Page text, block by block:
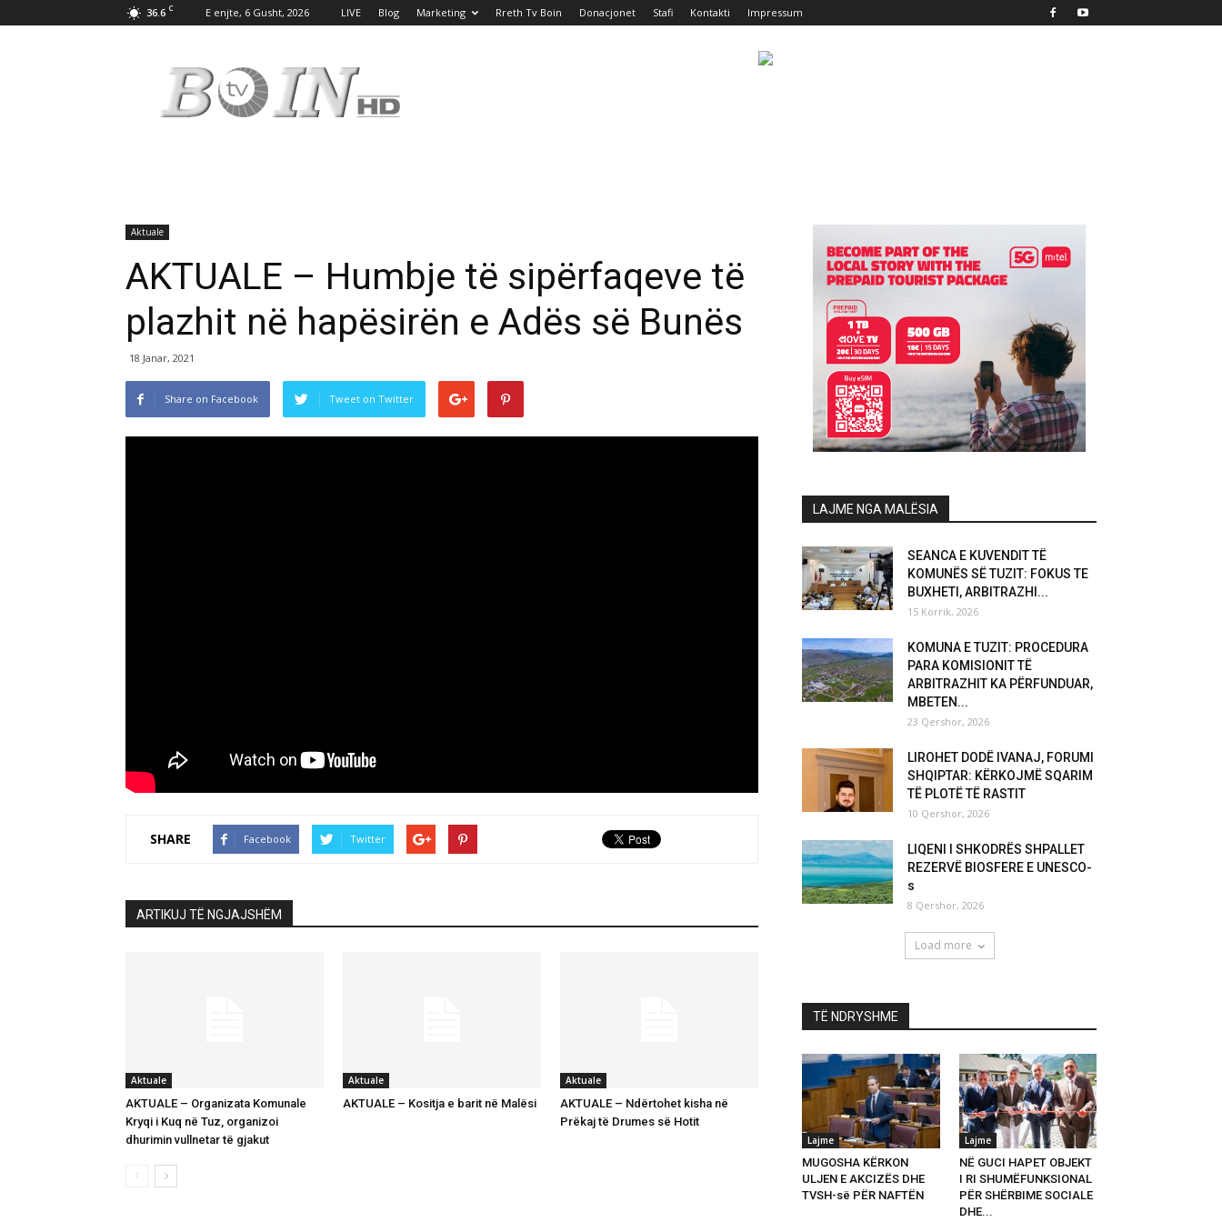
36.6 C E enjte, 6 Gusht, 2026 LIVE Blog Marketing Rreth Tv Boin Donacjonet Stafi Kontakti Impressum
Boin
Aktuale
AKTUALE – Humbje të sipërfaqeve të
plazhit në hapësirën e Adës së Bunës
18 Janar, 2021
Share on Facebook Tweet on Twitter
SHARE Facebook Twitter
ARTIKUJ TË NGJAJSHËM
Aktuale
AKTUALE – Organizata Komunale
Kryqi i Kuq në Tuz, organizoi
dhurimin vullnetar të gjakut
Aktuale
AKTUALE – Kositja e barit në Malësi
Aktuale
AKTUALE – Ndërtohet kisha në
Prëkaj të Drumes së Hotit
LAJME NGA MALËSIA
SEANCA E KUVENDIT TË
KOMUNËS SË TUZIT: FOKUS TE
BUXHETI, ARBITRAZHI...
15 Korrik, 2026
KOMUNA E TUZIT: PROCEDURA
PARA KOMISIONIT TË
ARBITRAZHIT KA PËRFUNDUAR,
MBETEN...
23 Qershor, 2026
LIROHET DODË IVANAJ, FORUMI
SHQIPTAR: KËRKOJMË SQARIM
TË PLOTË TË RASTIT
10 Qershor, 2026
LIQENI I SHKODRËS SHPALLET
REZERVË BIOSFERE E UNESCO-
s
8 Qershor, 2026
Load more
TË NDRYSHME
Lajme
MUGOSHA KËRKON
ULJEN E AKCIZËS DHE
TVSH-së PËR NAFTËN
Lajme
NË GUCI HAPET OBJEKT
I RI SHUMËFUNKSIONAL
PËR SHËRBIME SOCIALE
DHE...